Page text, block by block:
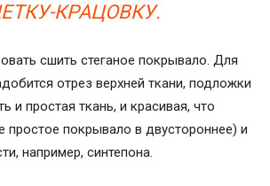
КРАЦОВКУ.
сшить стеганое покрывало. Для
отрез верхней ткани, подложки
и простая ткань, и красивая, что
простое покрывало в двустороннее) и
например, синтепона.